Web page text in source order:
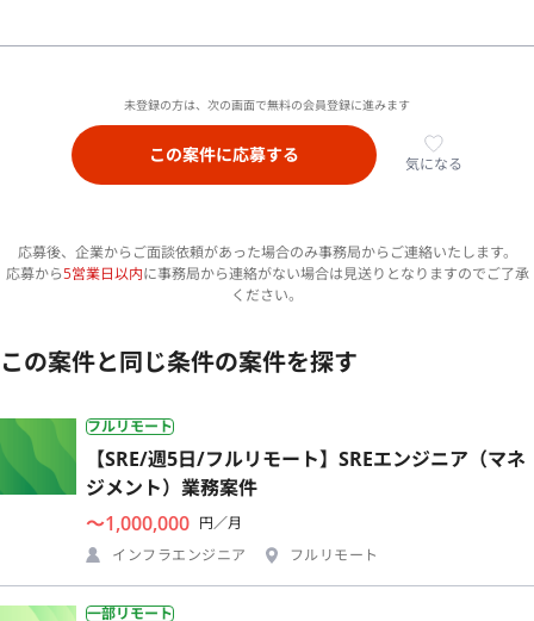
未登録の方は、次の画面で無料の会員登録に進みます
この案件に応募する 気になる
応募後、企業からご面談依頼があった場合のみ事務局からご連絡いたします。
応募から5営業日以内に事務局から連絡がない場合は見送りとなりますのでご了承
ください。
この案件と同じ条件の案件を探す
フルリモート
【SRE/週5日/フルリモート】SREエンジニア（マネ
ジメント）業務案件
〜1,000,000 円／月
インフラエンジニア
フルリモート
一部リモート